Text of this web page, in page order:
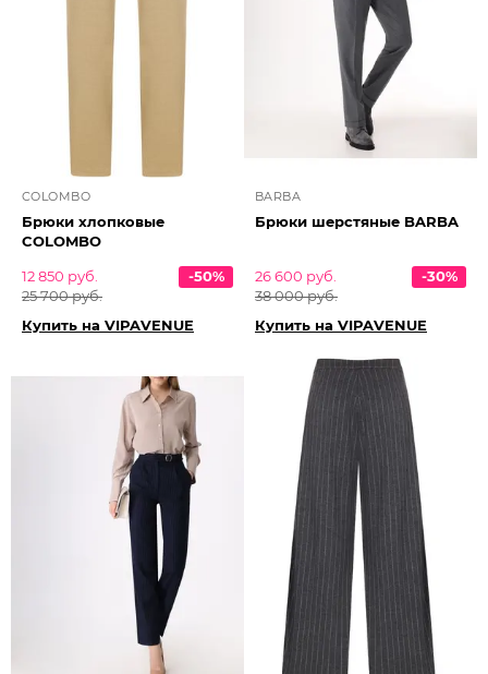
COLOMBO
Брюки хлопковые
COLOMBO
12 850 руб.
25 700 руб.
-50%
Купить на VIPAVENUE
BARBA
Брюки шерстяные BARBA
26 600 руб.
38 000 руб.
-30%
Купить на VIPAVENUE